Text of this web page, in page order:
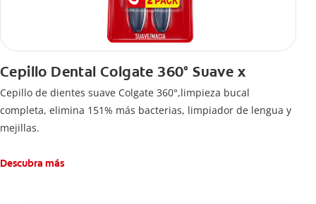
Cepillo Dental Colgate 360° Suave x
Cepillo de dientes suave Colgate 360°,limpieza bucal
completa, elimina 151% más bacterias, limpiador de lengua y
mejillas.
Descubra más